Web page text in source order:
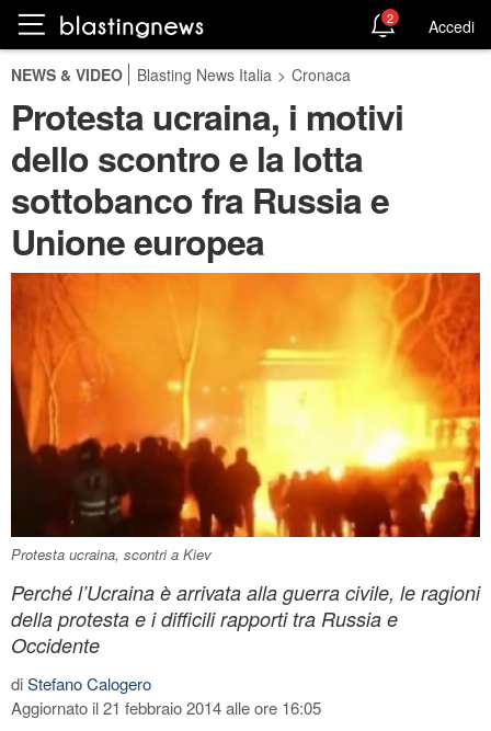
2 Accedi
NEWS & VIDEO Blasting News Italia > Cronaca
Protesta ucraina, i motivi
dello scontro e la lotta
sottobanco fra Russia e
Unione europea
Protesta ucraina, scontri a Kiev
Perché l’Ucraina è arrivata alla guerra civile, le ragioni
della protesta e i difficili rapporti tra Russia e
Occidente
diStefano Calogero
Aggiornato il 21 febbraio 2014 alle ore 16:05